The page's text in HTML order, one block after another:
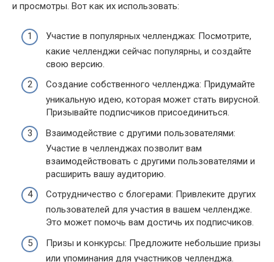
и просмотры. Вот как их использовать:
Участие в популярных челленджах: Посмотрите,
какие челленджи сейчас популярны, и создайте
свою версию.
Создание собственного челленджа: Придумайте
уникальную идею, которая может стать вирусной.
Призывайте подписчиков присоединиться.
Взаимодействие с другими пользователями:
Участие в челленджах позволит вам
взаимодействовать с другими пользователями и
расширить вашу аудиторию.
Сотрудничество с блогерами: Привлеките других
пользователей для участия в вашем челлендже.
Это может помочь вам достичь их подписчиков.
Призы и конкурсы: Предложите небольшие призы
или упоминания для участников челленджа.